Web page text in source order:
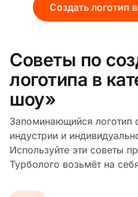
Создать логотип
Советы по
логотипа в
шоу»
Запоминающийся логотип
индустрии и
Используйте эти советы
Турболого возьмёт на